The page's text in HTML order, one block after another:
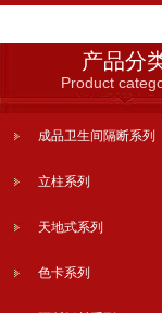
产品分
Product
成品卫生间隔断系列
立柱系列
天地式系列
色卡系列